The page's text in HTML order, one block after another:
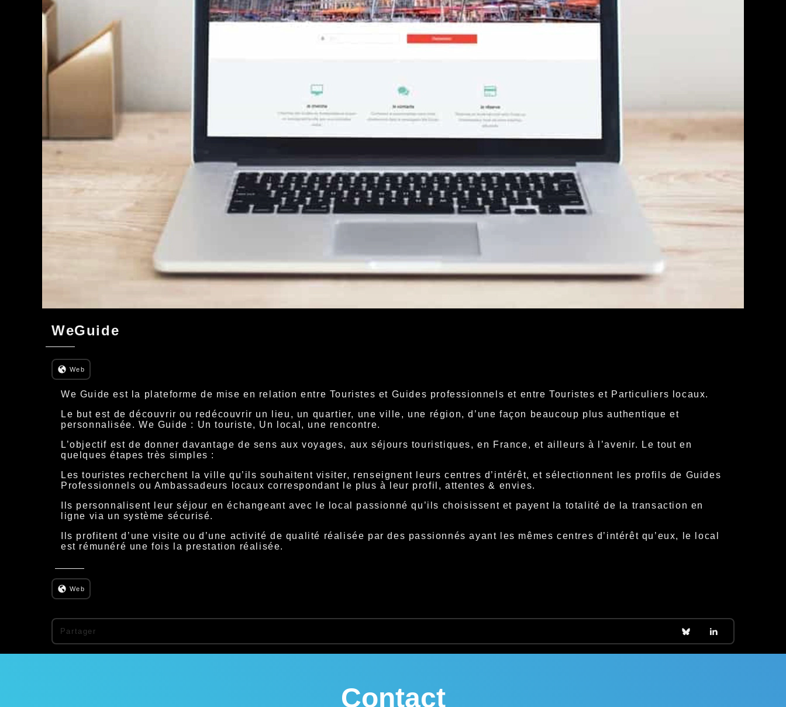
WeGuide
Web
We Guide est la plateforme de mise en relation entre Touristes et Guides professionnels et entre Touristes et Particuliers locaux.
Le but est de découvrir ou redécouvrir un lieu, un quartier, une ville, une région, d’une façon beaucoup plus authentique et
personnalisée. We Guide : Un touriste, Un local, une rencontre.
L’objectif est de donner davantage de sens aux voyages, aux séjours touristiques, en France, et ailleurs à l’avenir. Le tout en
quelques étapes très simples :
Les touristes recherchent la ville qu’ils souhaitent visiter, renseignent leurs centres d’intérêt, et sélectionnent les profils de Guides
Professionnels ou Ambassadeurs locaux correspondant le plus à leur profil, attentes & envies.
Ils personnalisent leur séjour en échangeant avec le local passionné qu’ils choisissent et payent la totalité de la transaction en
ligne via un système sécurisé.
Ils profitent d’une visite ou d’une activité de qualité réalisée par des passionnés ayant les mêmes centres d’intérêt qu’eux, le local
est rémunéré une fois la prestation réalisée.
Web
Partager
Contact